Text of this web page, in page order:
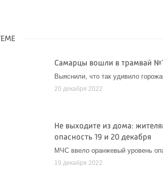
Самарцы вошли в трамвай
Выяснили, что так удивило
20 декабря 2022
Не выходите из дома:
опасность 19 и 20 декабря
МЧС ввело оранжевый уровень
19 декабря 2022